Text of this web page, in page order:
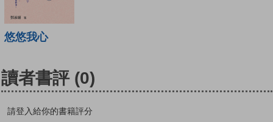
悠悠我心
讀者書評 (0)
請登入給你的書籍評分